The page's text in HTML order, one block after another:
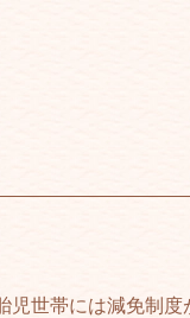
世帯には減免制度